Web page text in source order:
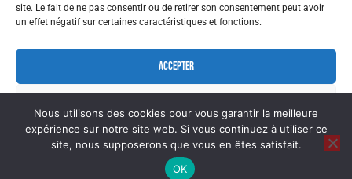
site. Le fait de ne pas consentir ou de retirer son consentement peut avoir
un effet négatif sur certaines caractéristiques et fonctions.
ACCEPTER
VOIR LES PRÉFÉRENCES
MENTIONS LÉGALESMENTIONS LÉGALES
DE VENTE
© MGT DISTRIBUTION – REALISATION & PHOTOS
TWENTY-ONE CREATION
Nous utilisons des cookies pour vous garantir la meilleure
expérience sur notre site web. Si vous continuez à utiliser ce
site, nous supposerons que vous en êtes satisfait.
OK